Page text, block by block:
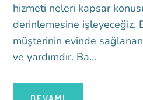
hizmeti neleri kapsar
derinlemesine işleyeceğiz.
müşterinin evinde
ve yardımdır. Ba...